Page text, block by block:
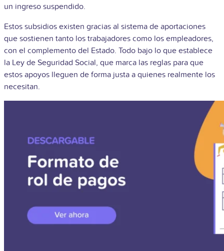
un ingreso suspendido.
Estos subsidios existen gracias al sistema de aportaciones
que sostienen tanto los trabajadores como los empleadores,
con el complemento del Estado. Todo bajo lo que establece
la Ley de Seguridad Social, que marca las reglas para que
estos apoyos lleguen de forma justa a quienes realmente los
necesitan.